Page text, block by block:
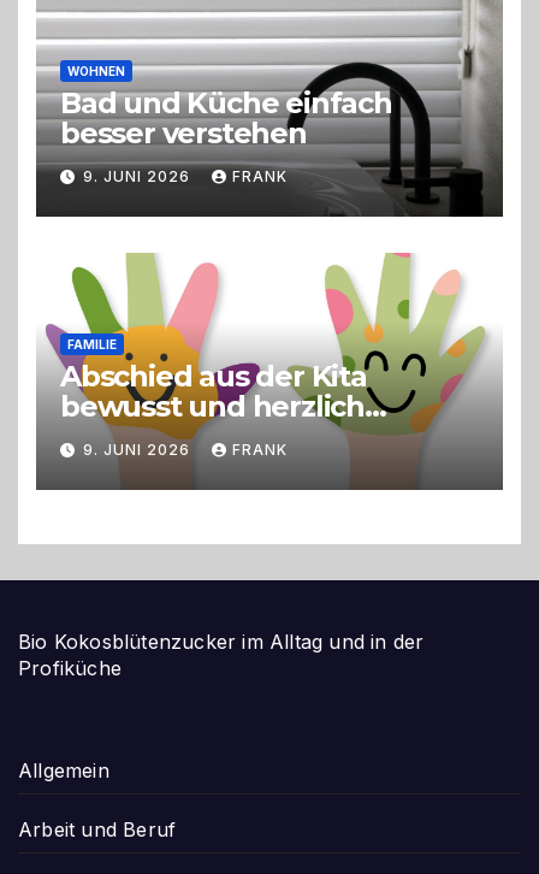
WOHNEN
Bad und Küche einfach
besser verstehen
9. JUNI 2026 FRANK
FAMILIE
Abschied aus der Kita
bewusst und herzlich
gestalten
9. JUNI 2026 FRANK
Bio Kokosblütenzucker im Alltag und in der
Profiküche
Allgemein
Arbeit und Beruf